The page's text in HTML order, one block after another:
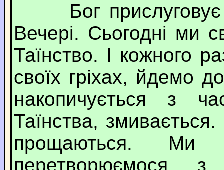
Бог прислуговує
Вечері. Сьогодні ми
Таїнство. І кожного
своїх гріхах, йдемо
накопичується з
Таїнства,
прощаються. Ми
перетворюємося